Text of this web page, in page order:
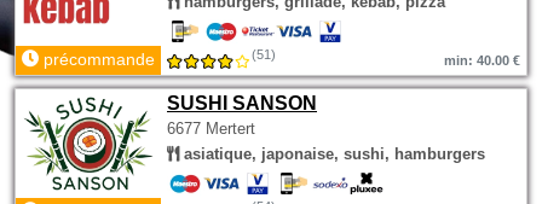
précommande (51) min: 40.00 €
SUSHI SANSON
6677 Mertert
asiatique, japonaise, sushi, hamburgers